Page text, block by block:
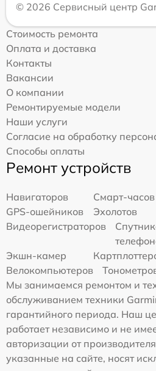
© 2026 Сервисный центр
Стоимость ремонта
Оплата и доставка
Контакты
Вакансии
О компании
Ремонтируемые модели
Наши услуги
Согласие на обработку
Способы оплаты
Ремонт устройств
Навигаторов
Смарт-часов
GPS-ошейников
Эхолотов
Видеорегистраторов
Экшн-камер
Велокомпьютеров
Мы занимаемся ремонтом и
обслуживанием техники
гарантийного периода. Наш
работает независимо и не
авторизации от
указанные на сайте, носят